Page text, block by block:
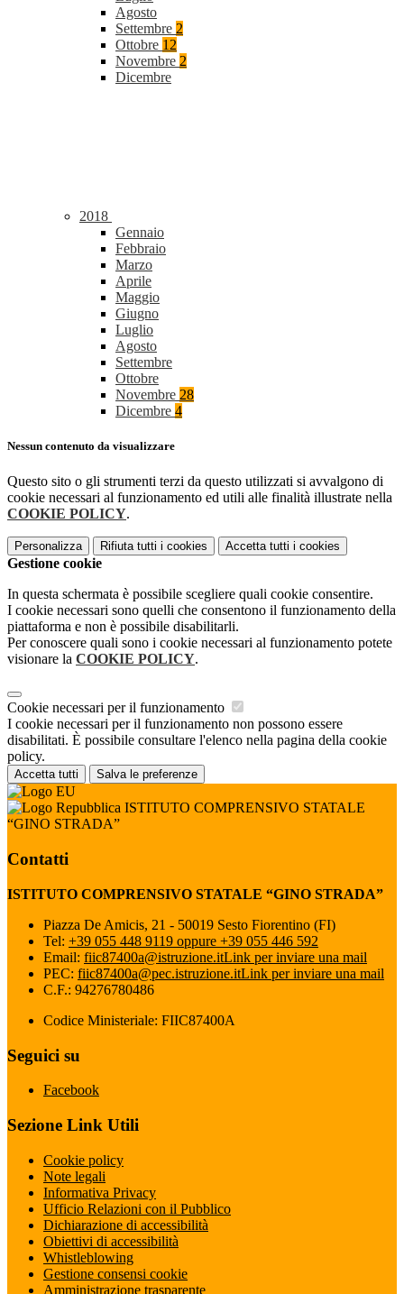
Agosto
Settembre 2
Ottobre 12
Novembre 2
Dicembre
2018
Gennaio
Febbraio
Marzo
Aprile
Maggio
Giugno
Luglio
Agosto
Settembre
Ottobre
Novembre 28
Dicembre 4
Nessun contenuto da visualizzare
Questo sito o gli strumenti terzi da questo utilizzati si avvalgono di
cookie necessari al funzionamento ed utili alle finalità illustrate nella
COOKIE POLICY.
Personalizza Rifiuta tutti i cookies Accetta tutti i cookies
Gestione cookie
In questa schermata è possibile scegliere quali cookie consentire.
I cookie necessari sono quelli che consentono il funzionamento della
piattaforma e non è possibile disabilitarli.
Per conoscere quali sono i cookie necessari al funzionamento potete
visionare la COOKIE POLICY.
Cookie necessari per il funzionamento
I cookie necessari per il funzionamento non possono essere
disabilitati. È possibile consultare l'elenco nella pagina della cookie
policy.
Accetta tutti Salva le preferenze
ISTITUTO COMPRENSIVO STATALE
“GINO STRADA”
Contatti
ISTITUTO COMPRENSIVO STATALE “GINO STRADA”
Piazza De Amicis, 21 - 50019 Sesto Fiorentino (FI)
Tel: +39 055 448 9119 oppure +39 055 446 592
Email: fiic87400a@istruzione.itLink per inviare una mail
PEC: fiic87400a@pec.istruzione.itLink per inviare una mail
C.F.: 94276780486
Codice Ministeriale: FIIC87400A
Seguici su
Facebook
Sezione Link Utili
Cookie policy
Note legali
Informativa Privacy
Ufficio Relazioni con il Pubblico
Dichiarazione di accessibilità
Obiettivi di accessibilità
Whistleblowing
Gestione consensi cookie
Amministrazione trasparente